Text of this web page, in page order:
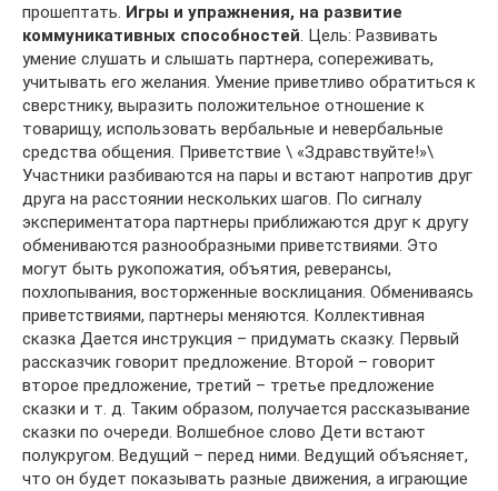
прошептать. Игры и упражнения, на развитие
коммуникативных способностей. Цель: Развивать
умение слушать и слышать партнера, сопереживать,
учитывать его желания. Умение приветливо обратиться к
сверстнику, выразить положительное отношение к
товарищу, использовать вербальные и невербальные
средства общения. Приветствие \ «Здравствуйте!»\
Участники разбиваются на пары и встают напротив друг
друга на расстоянии нескольких шагов. По сигналу
экспериментатора партнеры приближаются друг к другу
обмениваются разнообразными приветствиями. Это
могут быть рукопожатия, объятия, реверансы,
похлопывания, восторженные восклицания. Обмениваясь
приветствиями, партнеры меняются. Коллективная
сказка Дается инструкция – придумать сказку. Первый
рассказчик говорит предложение. Второй – говорит
второе предложение, третий – третье предложение
сказки и т. д. Таким образом, получается рассказывание
сказки по очереди. Волшебное слово Дети встают
полукругом. Ведущий – перед ними. Ведущий объясняет,
что он будет показывать разные движения, а играющие